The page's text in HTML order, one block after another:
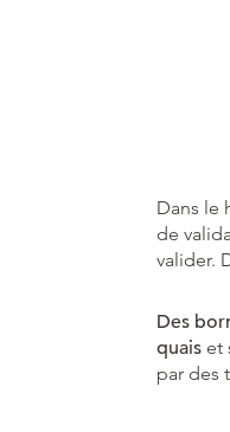
Dans le
de
valider.
Des
quais et
par des